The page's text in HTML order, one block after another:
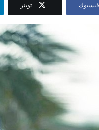
فيسبوك تويتر